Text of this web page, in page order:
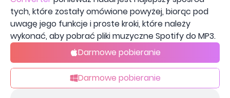
tych, które zostały omówione powyżej, biorąc pod
uwagę jego funkcje i proste kroki, które należy
wykonać, aby pobrać pliki muzyczne Spotify do MP3.
Darmowe pobieranie
Darmowe pobieranie